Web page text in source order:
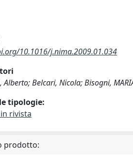
10.1016/j.nima.2009.01.034
Alberto; Belcari, Nicola; Bisogni,
tipologie:
rivista
prodotto: